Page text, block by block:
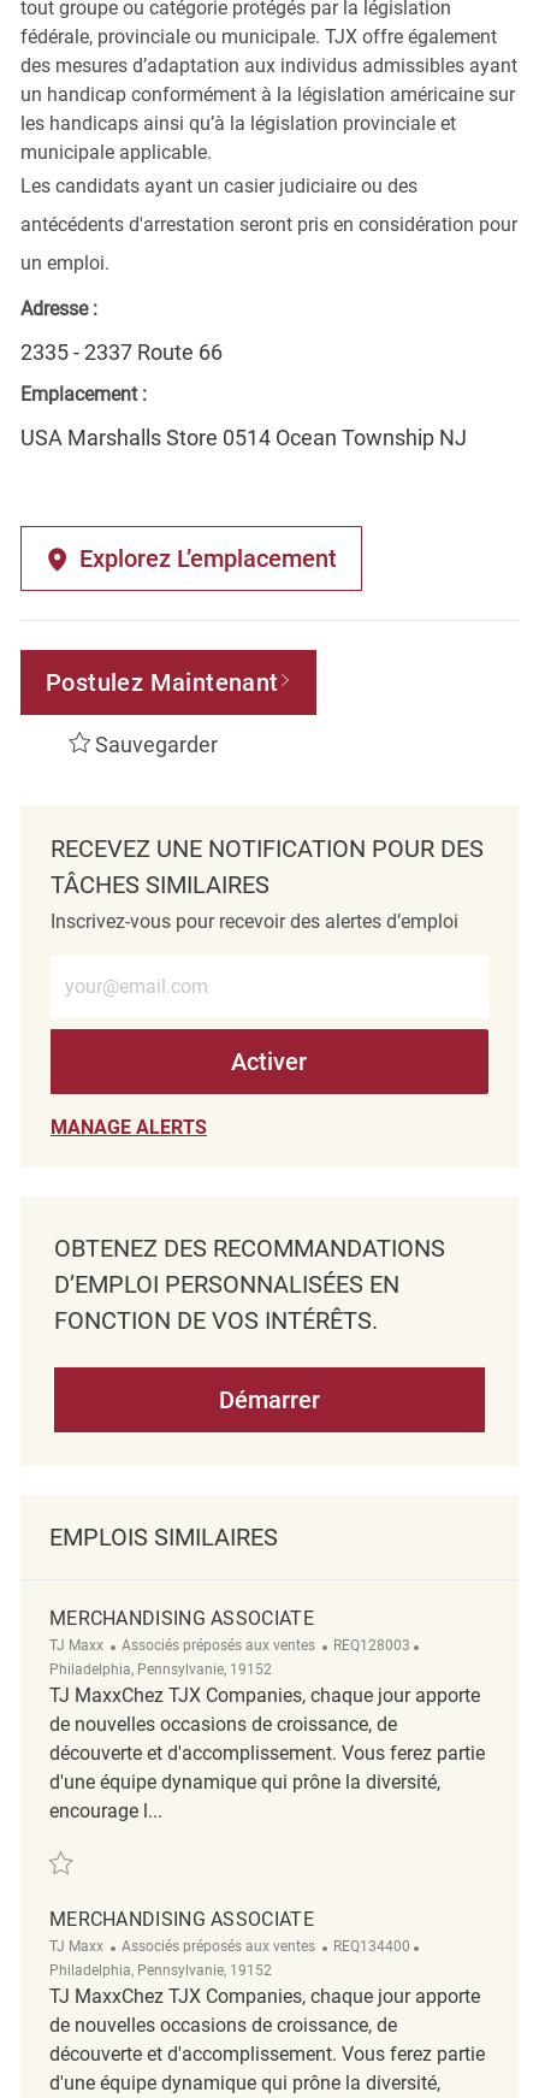
tout groupe ou catégorie protégés par la législation
fédérale, provinciale ou municipale. TJX offre également
des mesures d’adaptation aux individus admissibles ayant
un handicap conformément à la législation américaine sur
les handicaps ainsi qu’à la législation provinciale et
municipale applicable.
Les candidats ayant un casier judiciaire ou des
antécédents d'arrestation seront pris en considération pour
un emploi.
Adresse :
2335 - 2337 Route 66
Emplacement :
USA Marshalls Store 0514 Ocean Township NJ
Explorez L’emplacement
Postulez Maintenant
Sauvegarder
RECEVEZ UNE NOTIFICATION POUR DES
TÂCHES SIMILAIRES
Inscrivez-vous pour recevoir des alertes d’emploi
Activer
MANAGE ALERTS
OBTENEZ DES RECOMMANDATIONS
D’EMPLOI PERSONNALISÉES EN
FONCTION DE VOS INTÉRÊTS.
Démarrer
EMPLOIS SIMILAIRES
MERCHANDISING ASSOCIATE
TJ Maxx Catégorie
Associés préposés aux ventes ReqId
REQ128003
Philadelphia, Pennsylvanie, 19152
TJ MaxxChez TJX Companies, chaque jour apporte
de nouvelles occasions de croissance, de
découverte et d'accomplissement. Vous ferez partie
d'une équipe dynamique qui prône la diversité,
encourage l...
Sauvegarder Merchandising Associate REQ128003
MERCHANDISING ASSOCIATE
TJ Maxx Catégorie
Associés préposés aux ventes ReqId
REQ134400
Philadelphia, Pennsylvanie, 19152
TJ MaxxChez TJX Companies, chaque jour apporte
de nouvelles occasions de croissance, de
découverte et d'accomplissement. Vous ferez partie
d'une équipe dynamique qui prône la diversité,